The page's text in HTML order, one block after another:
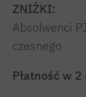
ZNIŻKI:
Absolwenci
czesnego
Płatność w